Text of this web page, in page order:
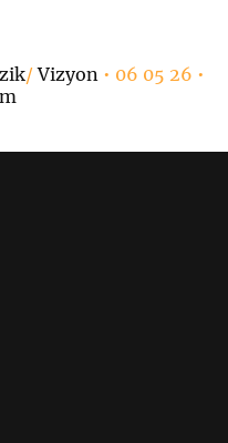
/Vizyon • 06 05 26 •